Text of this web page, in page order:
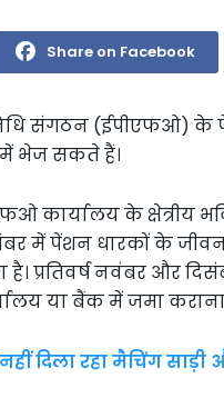
Share on Facebook
संगठन (ईपीएफओ) के
भेज सकते हैं।
कार्यालय के क्षेत्रीय
में पेंशन धारकों के
है। प्रतिवर्ष नवंबर और
या बैंक में जमा कराना
दिला रहा मैचिंग